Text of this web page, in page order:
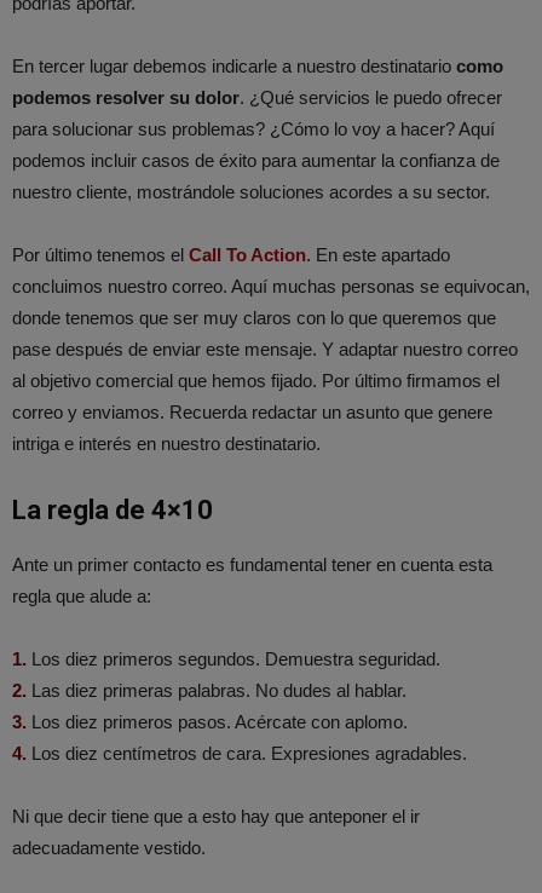
En tercer lugar debemos indicarle a nuestro destinatario como
podemos resolver su dolor. ¿Qué servicios le puedo ofrecer
para solucionar sus problemas? ¿Cómo lo voy a hacer? Aquí
podemos incluir casos de éxito para aumentar la confianza de
nuestro cliente, mostrándole soluciones acordes a su sector.
Por último tenemos el Call To Action. En este apartado
concluimos nuestro correo. Aquí muchas personas se equivocan,
donde tenemos que ser muy claros con lo que queremos que
pase después de enviar este mensaje. Y adaptar nuestro correo
al objetivo comercial que hemos fijado. Por último firmamos el
correo y enviamos. Recuerda redactar un asunto que genere
intriga e interés en nuestro destinatario.
La regla de 4×10
Ante un primer contacto es fundamental tener en cuenta esta
regla que alude a:
1. Los diez primeros segundos. Demuestra seguridad.
2. Las diez primeras palabras. No dudes al hablar.
3. Los diez primeros pasos. Acércate con aplomo.
4. Los diez centímetros de cara. Expresiones agradables.
Ni que decir tiene que a esto hay que anteponer el ir
adecuadamente vestido.